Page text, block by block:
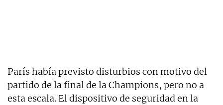
París había previsto disturbios con motivo del
partido de la final de la Champions, pero no a
esta escala. El dispositivo de seguridad en la